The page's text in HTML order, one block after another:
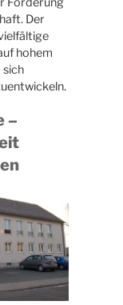
Der
hohem
sich
–